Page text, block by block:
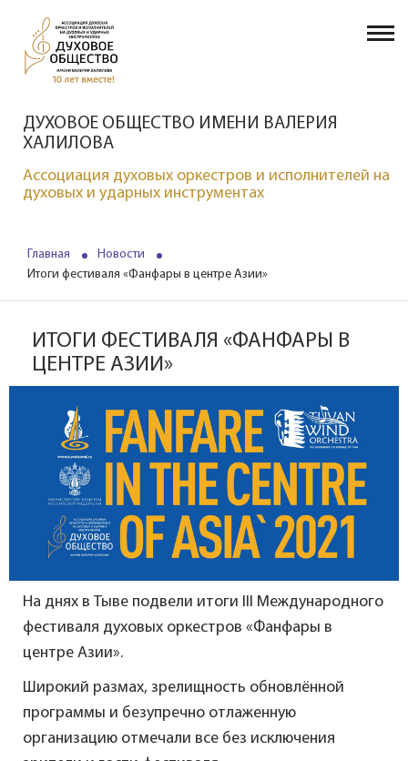
ДУХОВОЕ ОБЩЕСТВО ИМЕНИ ВАЛЕРИЯ
ХАЛИЛОВА
Ассоциация духовых оркестров и исполнителей на
духовых и ударных инструментах
Главная
Новости
Итоги фестиваля «Фанфары в центре Азии»
ИТОГИ ФЕСТИВАЛЯ «ФАНФАРЫ В
ЦЕНТРЕ АЗИИ»
На днях в Тыве подвели итоги III Международного
фестиваля духовых оркестров «Фанфары в
центре Азии».
Широкий размах, зрелищность обновлённой
программы и безупречно отлаженную
организацию отмечали все без исключения